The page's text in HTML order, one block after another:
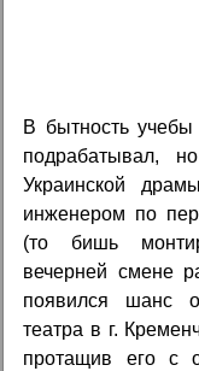
В бытность
подрабатывал,
Украинской
инженером по
(то бишь
вечерней смене
появился шанс
театра в г.
протащив его с